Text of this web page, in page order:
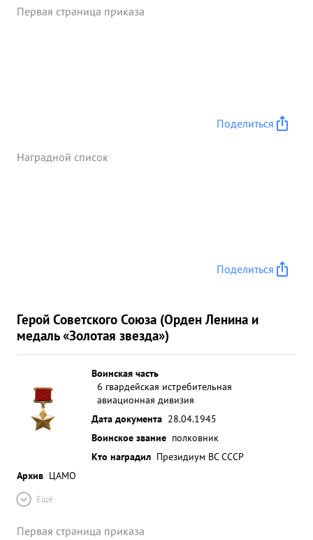
Первая страница приказа
Поделиться
Наградной список
Поделиться
Герой Советского Союза (Орден Ленина и
медаль «Золотая звезда»)
Воинская часть
6 гвардейская истребительная
авиационная дивизия
Дата документа 28.04.1945
Воинское звание полковник
Кто наградил Президиум ВС СССР
Архив ЦАМО
Ещё
Первая страница приказа